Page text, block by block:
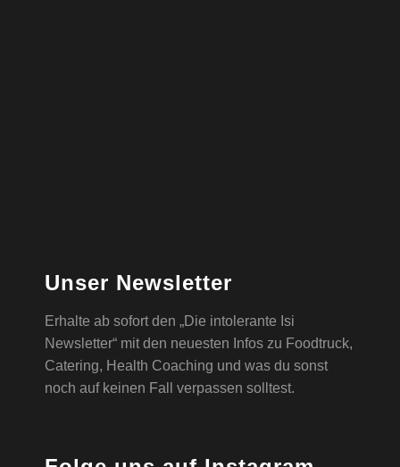
Unser Newsletter
Erhalte ab sofort den „Die intolerante Isi
Newsletter“ mit den neuesten Infos zu Foodtruck,
Catering, Health Coaching und was du sonst
noch auf keinen Fall verpassen solltest.